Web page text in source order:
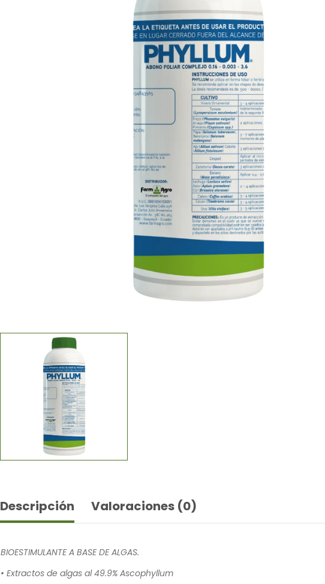
Descripción Valoraciones (0)
BIOESTIMULANTE A BASE DE ALGAS.
• Extractos de algas al 49.9% Ascophyllum